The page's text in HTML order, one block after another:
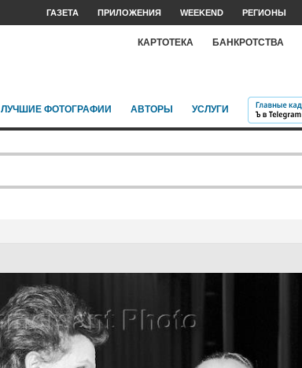
ГАЗЕТА ПРИЛОЖЕНИЯ WEEKEND РЕГИОНЫ
КАРТОТЕКА БАНКРОТСТВА
ЛУЧШИЕ ФОТОГРАФИИ АВТОРЫ УСЛУГИ